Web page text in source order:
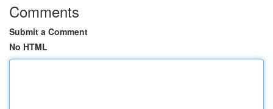
Comments
Submit a Comment
No HTML